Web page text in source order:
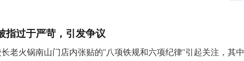
指过于严苛，引发争议
老火锅南山门店内张贴的“八项铁规和六项纪律”引起关注，其中